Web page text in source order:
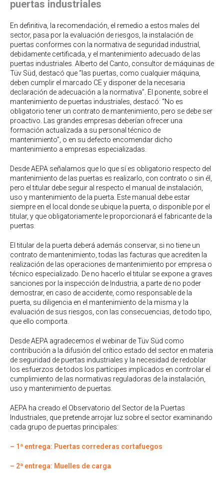
puertas industriales
En definitiva, la recomendación, el remedio a estos males del
sector, pasa por la evaluación de riesgos, la instalación de
puertas conformes con la normativa de seguridad industrial,
debidamente certificada, y el mantenimiento adecuado de las
puertas industriales. Alberto del Canto, consultor de máquinas de
Tüv Süd, destacó que “las puertas, como cualquier máquina,
deben cumplir el marcado CE y disponer de la necesaria
declaración de adecuación a la normativa”. El ponente, sobre el
mantenimiento de puertas industriales, destacó: “No es
obligatorio tener un contrato de mantenimiento, pero se debe ser
proactivo. Las grandes empresas deberían ofrecer una
formación actualizada a su personal técnico de
mantenimiento”, o en su defecto encomendar dicho
mantenimiento a empresas especializadas.
Desde AEPA señalamos que lo que sí es obligatorio respecto del
mantenimiento de las puertas es realizarlo, con contrato o sin él,
pero el titular debe seguir al respecto el manual de instalación,
uso y mantenimiento de la puerta. Este manual debe estar
siempre en el local donde se ubique la puerta, o disponible por el
titular, y que obligatoriamente le proporcionará el fabricante de la
puertas.
El titular de la puerta deberá además conservar, si no tiene un
contrato de mantenimiento, todas las facturas que acrediten la
realización de las operaciones de mantenimiento por empresa o
técnico especializado. De no hacerlo el titular se expone a graves
sanciones por la inspección de Industria, a parte de no poder
demostrar, en caso de accidente, como responsable de la
puerta, su diligencia en el mantenimiento de la misma y la
evaluación de sus riesgos, con las consecuencias, de todo tipo,
que ello comporta.
Desde AEPA agradecemos el webinar de Tüv Süd como
contribución a la difusión del crítico estado del sector en materia
de seguridad de puertas industriales y la necesidad de redoblar
los esfuerzos de todos los partícipes implicados en controlar el
cumplimiento de las normativas reguladoras de la instalación,
uso y mantenimiento de puertas.
AEPA ha creado el Observatorio del Sector de la Puertas
Industriales, que pretende arrojar luz sobre el sector examinando
cada grupo de puertas principales:
– 1ª entrega: Puertas correderas cortafuegos
– 2ª entrega: Muelles de carga